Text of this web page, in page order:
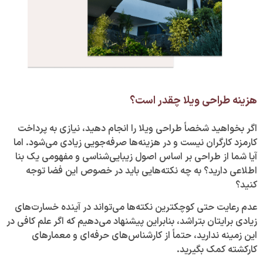
هزینه طراحی ویلا چقدر است؟
اگر بخواهید شخصاً طراحی ویلا را انجام دهید، نیازی به پرداخت
کارمزد کارگران نیست و در هزینه‌ها صرفه‌جویی زیادی می‌شود. اما
آیا شما از طراحی بر اساس اصول زیبایی‌شناسی و مفهومی یک بنا
اطلاعی دارید؟ به چه نکته‌هایی باید در خصوص این فضا توجه
کنید؟
عدم رعایت حتی کوچکترین نکته‌ها می‌تواند در آینده خسارت‌های
زیادی برایتان بتراشد، بنابراین پیشنهاد می‌دهیم که اگر علم کافی در
این زمینه ندارید، حتماً از کارشناس‌های حرفه‌ای و معمار‌های
کارکشته کمک بگیرید.